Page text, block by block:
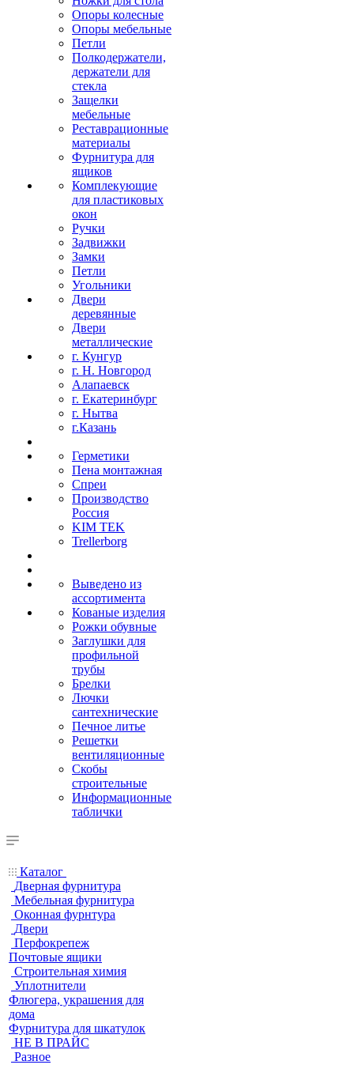
Опоры колесные
Опоры мебельные
Петли
Полкодержатели,
держатели для
стекла
Защелки
мебельные
Реставрационные
материалы
Фурнитура для
ящиков
Комплекующие
для пластиковых
окон
Ручки
Задвижки
Замки
Петли
Угольники
Двери
деревянные
Двери
металлические
г. Кунгур
г. Н. Новгород
Алапаевск
г. Екатеринбург
г. Нытва
г.Казань
Герметики
Пена монтажная
Спреи
Производство
Россия
KIM TEK
Trellerborg
Выведено из
ассортимента
Кованые изделия
Рожки обувные
Заглушки для
профильной
трубы
Брелки
Лючки
сантехнические
Печное литье
Решетки
вентиляционные
Скобы
строительные
Информационные
таблички
Каталог
Дверная фурнитура
Мебельная фурнитура
Оконная фурнтура
Двери
Перфокрепеж
Почтовые ящики
Строительная химия
Уплотнители
Флюгера, украшения для
дома
Фурнитура для шкатулок
НЕ В ПРАЙС
Разное